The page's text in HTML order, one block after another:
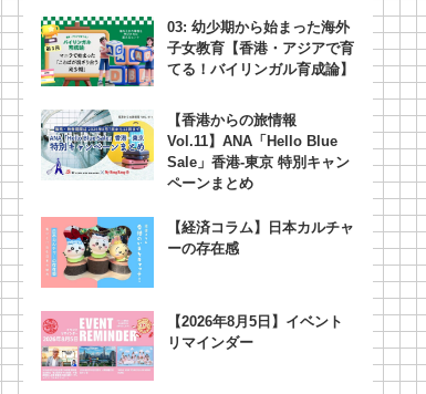
03: 幼少期から始まった海外
子女教育【香港・アジアで育
てる！バイリンガル育成論】
【香港からの旅情報
Vol.11】ANA「Hello Blue
Sale」香港‐東京 特別キャン
ペーンまとめ
【経済コラム】日本カルチャ
ーの存在感
【2026年8月5日】イベント
リマインダー